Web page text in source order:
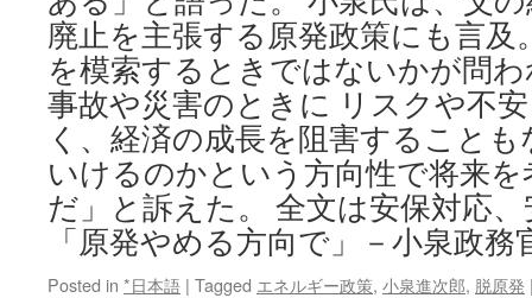
廃止を主張する原発政策にも言及
を模索するときではないかが問
事故や災害のときに リスクや不
く、経済の成長を阻害すること
いけるのかという方向性で将来
だ」と訴えた。 全文は安保対応
「原発やめる方向で」－小泉政務
Posted in *日本語 | Tagged エネルギー政策, 小泉進次郎, 脱原発